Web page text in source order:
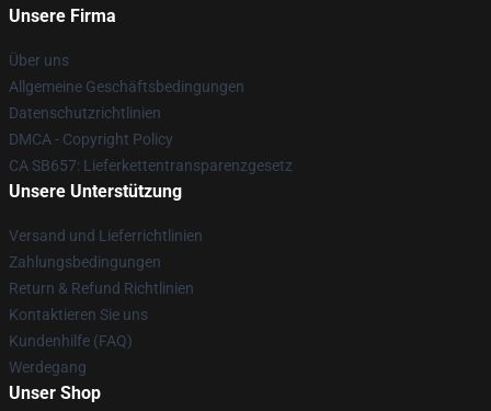
Unsere Firma
Über uns
Allgemeine Geschäftsbedingungen
Datenschutzrichtlinien
DMCA - Copyright Policy
CA SB657: Lieferkettentransparenzgesetz
Unsere Unterstützung
Versand und Lieferrichtlinien
Zahlungsbedingungen
Return & Refund Richtlinien
Kontaktieren Sie uns
Kundenhilfe (FAQ)
Werdegang
Unser Shop